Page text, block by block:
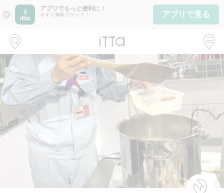
close
アプリでもっと便利に！
今すぐ無料でゲット！ アプリで見る